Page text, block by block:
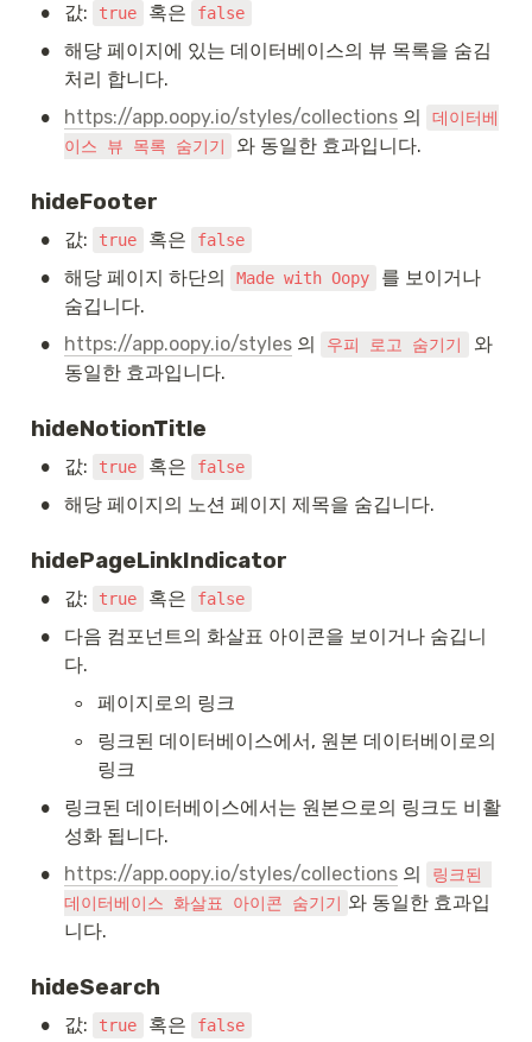
• 값: true 혹은 false
•
해당 페이지에 있는 데이터베이스의 뷰 목록을 숨김
처리 합니다.
• https://app.oopy.io/styles/collections 의
데이터베
이스 뷰 목록 숨기기
와 동일한 효과입니다.
hideFooter
• 값: true 혹은 false
• 해당 페이지 하단의 Made with Oopy
를 보이거나
숨깁니다.
• https://app.oopy.io/styles 의 우피 로고 숨기기
와
동일한 효과입니다.
hideNotionTitle
• 값: true 혹은 false
• 해당 페이지의 노션 페이지 제목을 숨깁니다.
hidePageLinkIndicator
• 값: true 혹은 false
•
다음 컴포넌트의 화살표 아이콘을 보이거나 숨깁니
다.
◦ 페이지로의 링크
◦
링크된 데이터베이스에서, 원본 데이터베이로의
링크
•
링크된 데이터베이스에서는 원본으로의 링크도 비활
성화 됩니다.
• https://app.oopy.io/styles/collections 의
링크된
데이터베이스 화살표 아이콘 숨기기 와 동일한 효과입
니다.
hideSearch
• 값: true 혹은 false